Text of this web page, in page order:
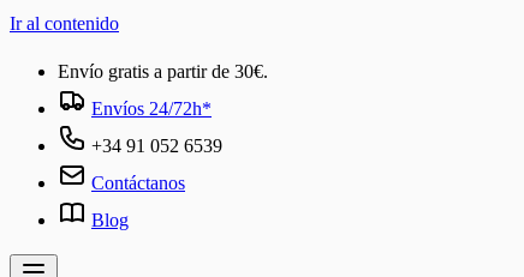
Ir al contenido
Envío gratis a partir de 30€.
Envíos 24/72h*
+34 91 052 6539
Contáctanos
Blog